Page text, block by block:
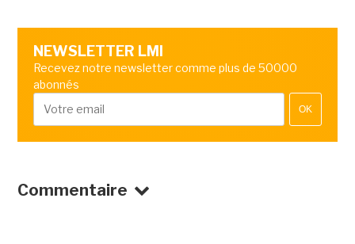
NEWSLETTER LMI
Recevez notre newsletter comme plus de 50000
abonnés
OK
Commentaire